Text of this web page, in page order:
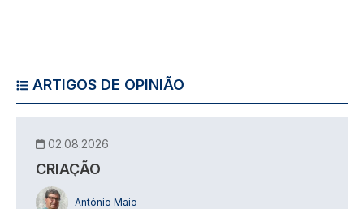
ARTIGOS DE OPINIÃO
02.08.2026
CRIAÇÃO
António Maio